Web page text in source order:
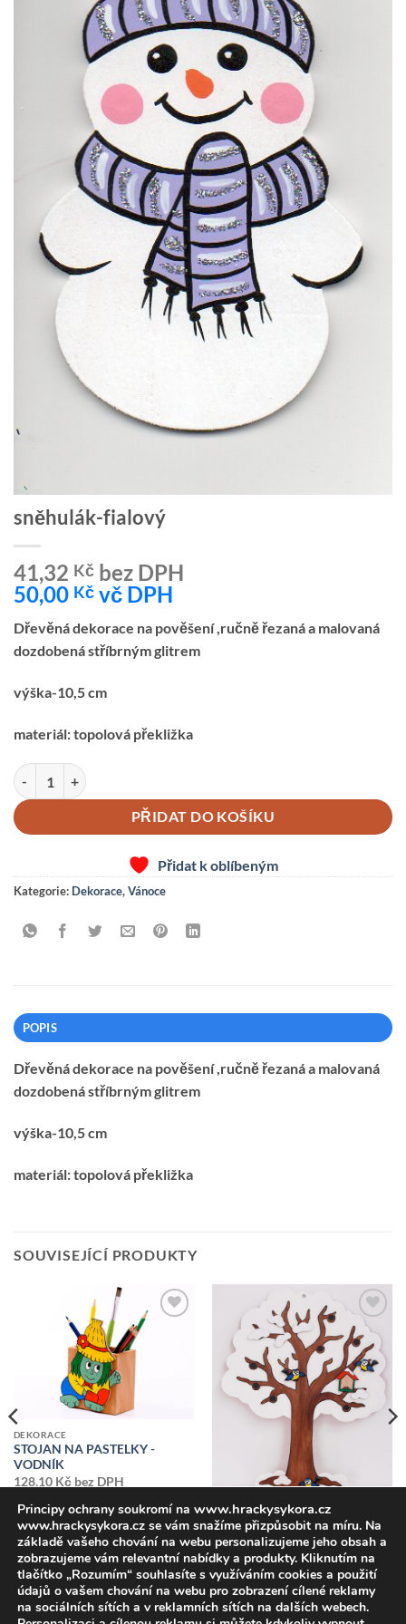
sněhulák-fialový
41,32 Kč bez DPH
50,00 Kč vč DPH
Dřevěná dekorace na pověšení ,ručně řezaná a malovaná
dozdobená stříbrným glitrem
výška-10,5 cm
materiál: topolová překližka
sněhulák-fialový množství
PŘIDAT DO KOŠÍKU
Přidat k oblíbeným
Kategorie: Dekorace,Vánoce
POPIS
Dřevěná dekorace na pověšení ,ručně řezaná a malovaná
dozdobená stříbrným glitrem
výška-10,5 cm
materiál: topolová překližka
SOUVISEJÍCÍ PRODUKTY
Přidat k
oblíbeným
DEKORACE
STOJAN NA PASTELKY -
VODNÍK
128,10 Kčbez DPH
Přidat k
oblíbeným
DEKORACE
STROM-ZIMA-4
1 280,99Kčbez DPH
1 550,00
vč DPH
Principy ochrany soukromí na www.hrackysykora.cz
www.hrackysykora.cz se vám snažíme přizpůsobit na míru. Na
základě vašeho chování na webu personalizujeme jeho obsah a
zobrazujeme vám relevantní nabídky a produkty. Kliknutím na
tlačítko „Rozumím“ souhlasíte s využíváním cookies a použití
údajů o vašem chování na webu pro zobrazení cílené reklamy
na sociálních sítích a v reklamních sítích na dalších webech.